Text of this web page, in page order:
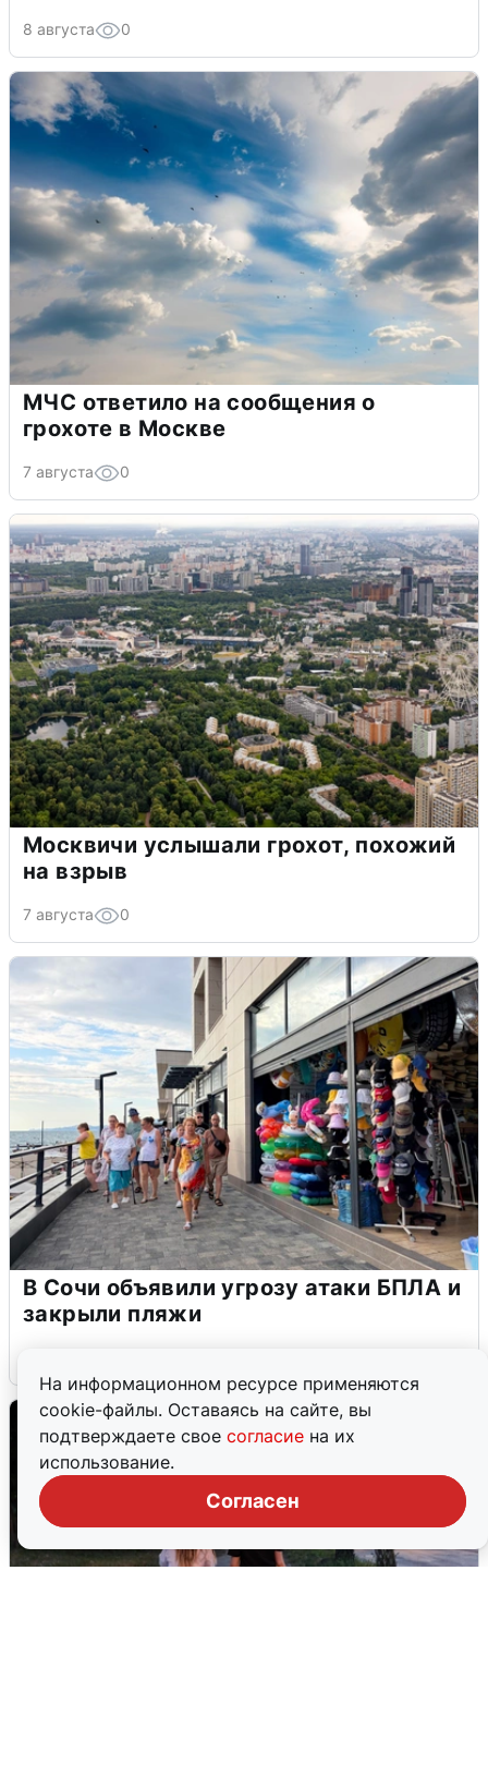
На информационном ресурсе применяются
cookie-файлы. Оставаясь на сайте, вы
подтверждаете свое согласие на их
использование.
Согласен
8 августа 0
МЧС ответило на сообщения о
грохоте в Москве
7 августа 0
Москвичи услышали грохот, похожий
на взрыв
7 августа 0
В Сочи объявили угрозу атаки БПЛА и
закрыли пляжи